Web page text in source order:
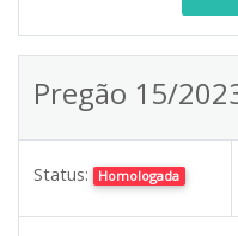
Pregão 15/
Status: Homologada